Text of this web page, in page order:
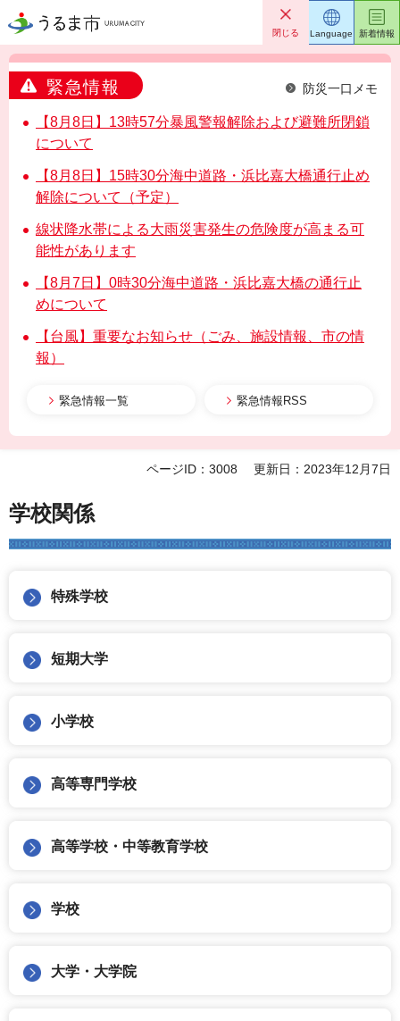
うるま市 閉じる
緊急情報 防災一口メモ
【8月8日】13時57分暴風警報解除および避難所閉鎖
について
【8月8日】15時30分海中道路・浜比嘉大橋通行止め
解除について（予定）
線状降水帯による大雨災害発生の危険度が高まる可
能性があります
【8月7日】0時30分海中道路・浜比嘉大橋の通行止
めについて
【台風】重要なお知らせ（ごみ、施設情報、市の情
報）
緊急情報一覧 緊急情報RSS
Language 新着情報
ページID：3008 更新日：2023年12月7日
学校関係
特殊学校
短期大学
小学校
高等専門学校
高等学校・中等教育学校
学校
大学・大学院